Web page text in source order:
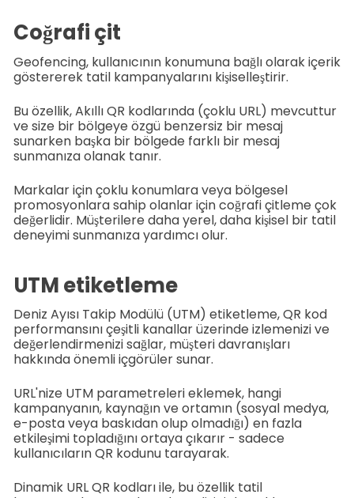
Coğrafi çit
Geofencing, kullanıcının konumuna bağlı olarak içerik
göstererek tatil kampanyalarını kişiselleştirir.
Bu özellik, Akıllı QR kodlarında (çoklu URL) mevcuttur
ve size bir bölgeye özgü benzersiz bir mesaj
sunarken başka bir bölgede farklı bir mesaj
sunmanıza olanak tanır.
Markalar için çoklu konumlara veya bölgesel
promosyonlara sahip olanlar için coğrafi çitleme çok
değerlidir. Müşterilere daha yerel, daha kişisel bir tatil
deneyimi sunmanıza yardımcı olur.
UTM etiketleme
Deniz Ayısı Takip Modülü (UTM) etiketleme, QR kod
performansını çeşitli kanallar üzerinde izlemenizi ve
değerlendirmenizi sağlar, müşteri davranışları
hakkında önemli içgörüler sunar.
URL'nize UTM parametreleri eklemek, hangi
kampanyanın, kaynağın ve ortamın (sosyal medya,
e-posta veya baskıdan olup olmadığı) en fazla
etkileşimi topladığını ortaya çıkarır - sadece
kullanıcıların QR kodunu tarayarak.
Dinamik URL QR kodları ile, bu özellik tatil